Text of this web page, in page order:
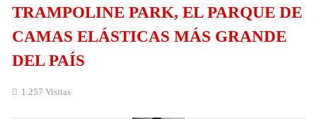
TRAMPOLINE PARK, EL PARQUE DE
CAMAS ELÁSTICAS MÁS GRANDE
DEL PAÍS
1.257 Visitas